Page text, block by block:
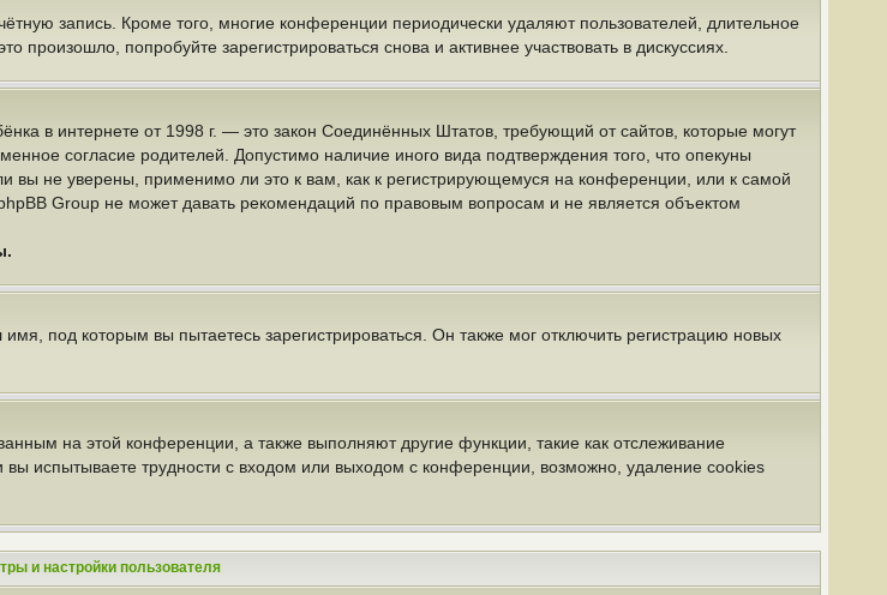
запись. Кроме того, многие конференции периодически удаляют пользователей, длительное
попробуйте зарегистрироваться снова и активнее участвовать в дискуссиях.
в интернете от 1998 г. — это закон Соединённых Штатов, требующий от сайтов, которые могут
согласие родителей. Допустимо наличие иного вида подтверждения того, что опекуны
не уверены, применимо ли это к вам, как к регистрирующемуся на конференции, или к самой
Group не может давать рекомендаций по правовым вопросам и не является объектом
под которым вы пытаетесь зарегистрироваться. Он также мог отключить регистрацию новых
на этой конференции, а также выполняют другие функции, такие как отслеживание
испытываете трудности с входом или выходом с конференции, возможно, удаление cookies
и настройки пользователя